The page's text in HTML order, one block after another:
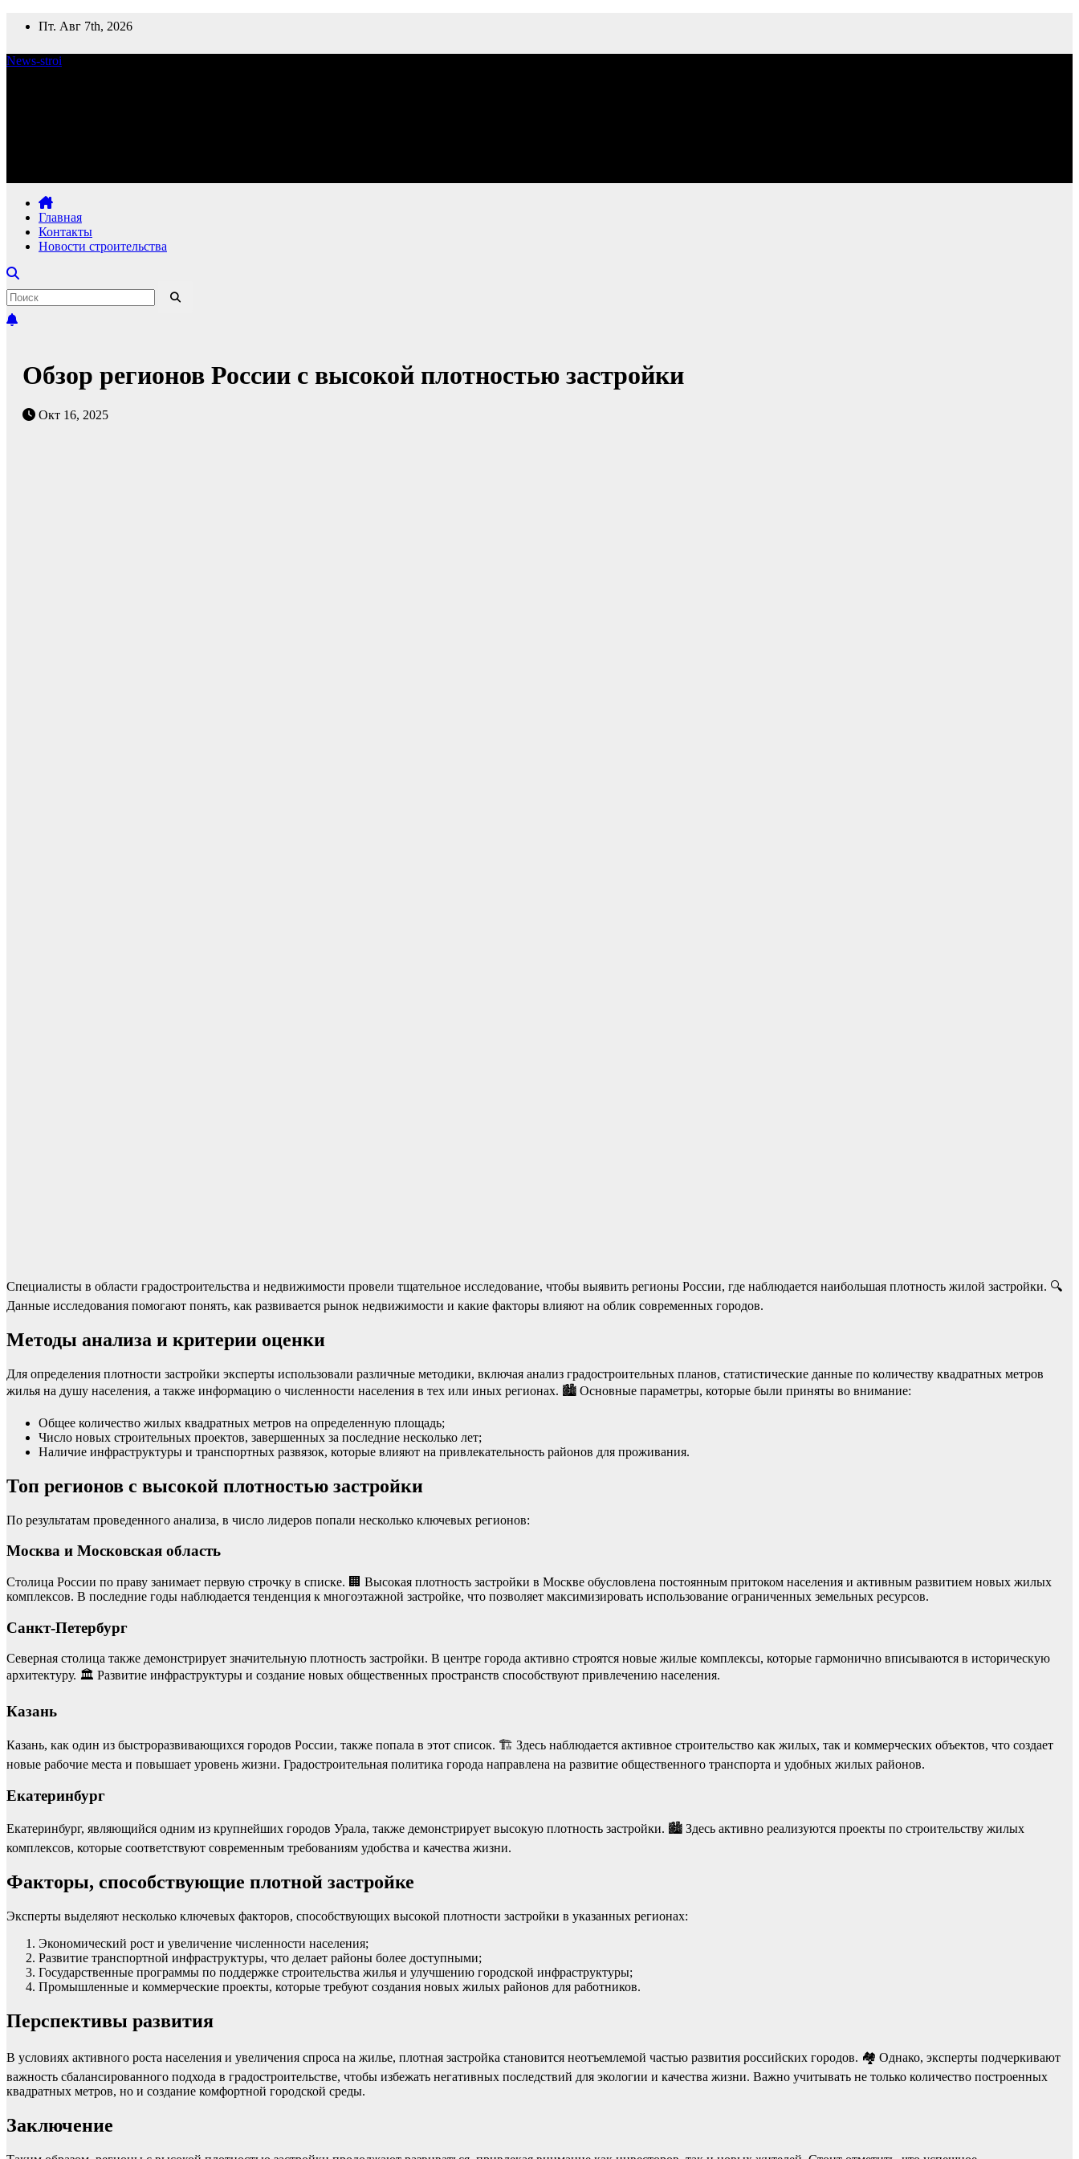
Перейти
Пт. Авг 7th, 2026
News-stroi
Главная
Контакты
Новости строительства
Обзор регионов России с высокой плотностью застройки
Окт 16, 2025
Специалисты в области градостроительства и недвижимости провели тщательное исследование, чтобы выявить регионы России, где наблюдается наибольшая плотность жилой застройки. 🔍
Данные исследования помогают понять, как развивается рынок недвижимости и какие факторы влияют на облик современных городов.
Методы анализа и критерии оценки
Для определения плотности застройки эксперты использовали различные методики, включая анализ градостроительных планов, статистические данные по количеству квадратных метров
жилья на душу населения, а также информацию о численности населения в тех или иных регионах. 🏙️ Основные параметры, которые были приняты во внимание:
Общее количество жилых квадратных метров на определенную площадь;
Число новых строительных проектов, завершенных за последние несколько лет;
Наличие инфраструктуры и транспортных развязок, которые влияют на привлекательность районов для проживания.
Топ регионов с высокой плотностью застройки
По результатам проведенного анализа, в число лидеров попали несколько ключевых регионов:
Москва и Московская область
Столица России по праву занимает первую строчку в списке. 🏢 Высокая плотность застройки в Москве обусловлена постоянным притоком населения и активным развитием новых жилых
комплексов. В последние годы наблюдается тенденция к многоэтажной застройке, что позволяет максимизировать использование ограниченных земельных ресурсов.
Санкт-Петербург
Северная столица также демонстрирует значительную плотность застройки. В центре города активно строятся новые жилые комплексы, которые гармонично вписываются в историческую
архитектуру. 🏛️ Развитие инфраструктуры и создание новых общественных пространств способствуют привлечению населения.
Казань
Казань, как один из быстроразвивающихся городов России, также попала в этот список. 🏗️ Здесь наблюдается активное строительство как жилых, так и коммерческих объектов, что создает
новые рабочие места и повышает уровень жизни. Градостроительная политика города направлена на развитие общественного транспорта и удобных жилых районов.
Екатеринбург
Екатеринбург, являющийся одним из крупнейших городов Урала, также демонстрирует высокую плотность застройки. 🏙️ Здесь активно реализуются проекты по строительству жилых
комплексов, которые соответствуют современным требованиям удобства и качества жизни.
Факторы, способствующие плотной застройке
Эксперты выделяют несколько ключевых факторов, способствующих высокой плотности застройки в указанных регионах:
Экономический рост и увеличение численности населения;
Развитие транспортной инфраструктуры, что делает районы более доступными;
Государственные программы по поддержке строительства жилья и улучшению городской инфраструктуры;
Промышленные и коммерческие проекты, которые требуют создания новых жилых районов для работников.
Перспективы развития
В условиях активного роста населения и увеличения спроса на жилье, плотная застройка становится неотъемлемой частью развития российских городов. 🏘️ Однако, эксперты подчеркивают
важность сбалансированного подхода в градостроительстве, чтобы избежать негативных последствий для экологии и качества жизни. Важно учитывать не только количество построенных
квадратных метров, но и создание комфортной городской среды.
Заключение